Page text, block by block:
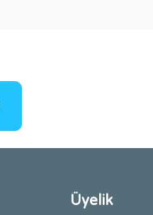
Üyelik